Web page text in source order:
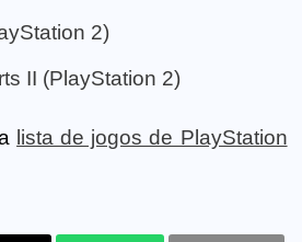
2)
II (PlayStation 2)
lista de jogos de PlayStation